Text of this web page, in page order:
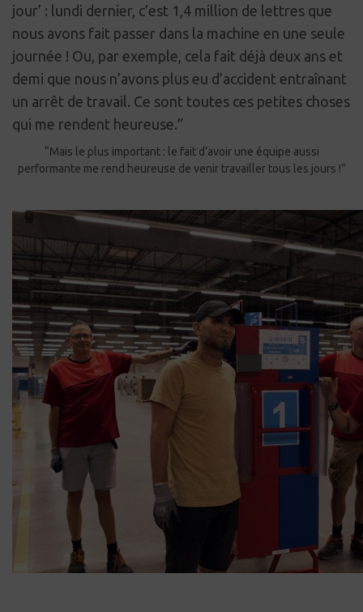
jour’ : lundi dernier, c’est 1,4 million de lettres que
nous avons fait passer dans la machine en une seule
journée ! Ou, par exemple, cela fait déjà deux ans et
demi que nous n’avons plus eu d’accident entraînant
un arrêt de travail. Ce sont toutes ces petites choses
qui me rendent heureuse.”
“Mais le plus important : le fait d’avoir une équipe aussi
performante me rend heureuse de venir travailler tous les jours !”